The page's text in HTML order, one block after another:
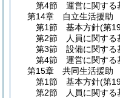
第4節
運営に関する
第14章
自立生活援助
第1節
基本方針(第
第2節
人員に関する
第3節
設備に関する
第4節
運営に関する
第15章
共同生活援助
第1節
基本方針(第
第2節
人員に関する